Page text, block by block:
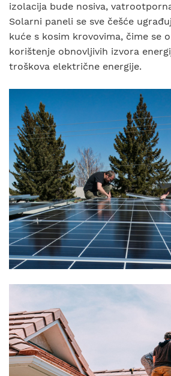
izolacija bude nosiva,
Solarni paneli se sve češće
kuće s kosim krovovima, čime se
korištenje obnovljivih izvora
troškova električne energije.